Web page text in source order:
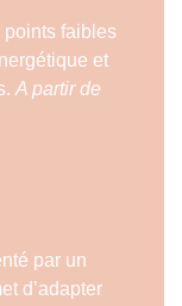
points faibles
et
A partir de
par un
d’adapter